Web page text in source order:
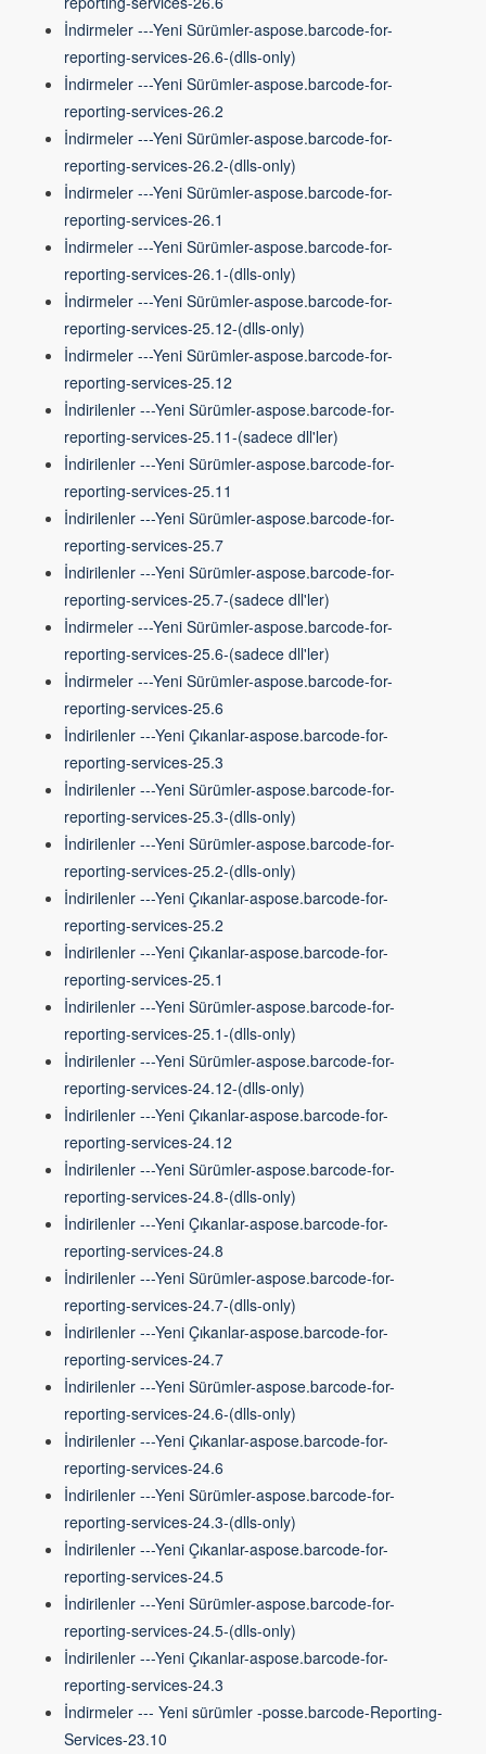
İndirmeler ---Yeni Sürümler-aspose.barcode-for-
reporting-services-26.6-(dlls-only)
İndirmeler ---Yeni Sürümler-aspose.barcode-for-
reporting-services-26.2
İndirmeler ---Yeni Sürümler-aspose.barcode-for-
reporting-services-26.2-(dlls-only)
İndirmeler ---Yeni Sürümler-aspose.barcode-for-
reporting-services-26.1
İndirmeler ---Yeni Sürümler-aspose.barcode-for-
reporting-services-26.1-(dlls-only)
İndirmeler ---Yeni Sürümler-aspose.barcode-for-
reporting-services-25.12-(dlls-only)
İndirmeler ---Yeni Sürümler-aspose.barcode-for-
reporting-services-25.12
İndirilenler ---Yeni Sürümler-aspose.barcode-for-
reporting-services-25.11-(sadece dll'ler)
İndirilenler ---Yeni Sürümler-aspose.barcode-for-
reporting-services-25.11
İndirilenler ---Yeni Sürümler-aspose.barcode-for-
reporting-services-25.7
İndirilenler ---Yeni Sürümler-aspose.barcode-for-
reporting-services-25.7-(sadece dll'ler)
İndirmeler ---Yeni Sürümler-aspose.barcode-for-
reporting-services-25.6-(sadece dll'ler)
İndirmeler ---Yeni Sürümler-aspose.barcode-for-
reporting-services-25.6
İndirilenler ---Yeni Çıkanlar-aspose.barcode-for-
reporting-services-25.3
İndirilenler ---Yeni Sürümler-aspose.barcode-for-
reporting-services-25.3-(dlls-only)
İndirilenler ---Yeni Sürümler-aspose.barcode-for-
reporting-services-25.2-(dlls-only)
İndirilenler ---Yeni Çıkanlar-aspose.barcode-for-
reporting-services-25.2
İndirilenler ---Yeni Çıkanlar-aspose.barcode-for-
reporting-services-25.1
İndirilenler ---Yeni Sürümler-aspose.barcode-for-
reporting-services-25.1-(dlls-only)
İndirilenler ---Yeni Sürümler-aspose.barcode-for-
reporting-services-24.12-(dlls-only)
İndirilenler ---Yeni Çıkanlar-aspose.barcode-for-
reporting-services-24.12
İndirilenler ---Yeni Sürümler-aspose.barcode-for-
reporting-services-24.8-(dlls-only)
İndirilenler ---Yeni Çıkanlar-aspose.barcode-for-
reporting-services-24.8
İndirilenler ---Yeni Sürümler-aspose.barcode-for-
reporting-services-24.7-(dlls-only)
İndirilenler ---Yeni Çıkanlar-aspose.barcode-for-
reporting-services-24.7
İndirilenler ---Yeni Sürümler-aspose.barcode-for-
reporting-services-24.6-(dlls-only)
İndirilenler ---Yeni Çıkanlar-aspose.barcode-for-
reporting-services-24.6
İndirilenler ---Yeni Sürümler-aspose.barcode-for-
reporting-services-24.3-(dlls-only)
İndirilenler ---Yeni Çıkanlar-aspose.barcode-for-
reporting-services-24.5
İndirilenler ---Yeni Sürümler-aspose.barcode-for-
reporting-services-24.5-(dlls-only)
İndirilenler ---Yeni Çıkanlar-aspose.barcode-for-
reporting-services-24.3
İndirmeler --- Yeni sürümler -posse.barcode-Reporting-
Services-23.10